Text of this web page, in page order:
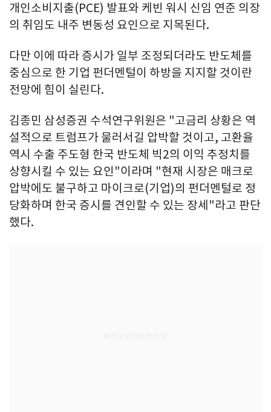
개인소비지출(PCE) 발표와 케빈 워시 신임 연준 의장
의 취임도 내주 변동성 요인으로 지목된다.
다만 이에 따라 증시가 일부 조정되더라도 반도체를
중심으로 한 기업 펀더멘털이 하방을 지지할 것이란
전망에 힘이 실린다.
김종민 삼성증권 수석연구위원은 "고금리 상황은 역
설적으로 트럼프가 물러서길 압박할 것이고, 고환율
역시 수출 주도형 한국 반도체 빅2의 이익 추정치를
상향시킬 수 있는 요인"이라며 "현재 시장은 매크로
압박에도 불구하고 마이크로(기업)의 펀더멘털로 정
당화하며 한국 증시를 견인할 수 있는 장세"라고 판단
했다.